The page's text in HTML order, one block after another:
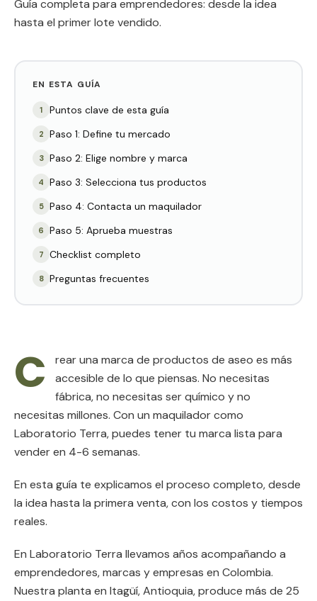
Guía completa para emprendedores: desde la idea
hasta el primer lote vendido.
EN ESTA GUÍA
1 Puntos clave de esta guía
2 Paso 1: Define tu mercado
3 Paso 2: Elige nombre y marca
4 Paso 3: Selecciona tus productos
5 Paso 4: Contacta un maquilador
6 Paso 5: Aprueba muestras
7 Checklist completo
8 Preguntas frecuentes
C
rear una marca de productos de aseo es más
accesible de lo que piensas. No necesitas
fábrica, no necesitas ser químico y no
necesitas millones. Con un maquilador como
Laboratorio Terra, puedes tener tu marca lista para
vender en 4-6 semanas.
En esta guía te explicamos el proceso completo, desde
la idea hasta la primera venta, con los costos y tiempos
reales.
En Laboratorio Terra llevamos años acompañando a
emprendedores, marcas y empresas en Colombia.
Nuestra planta en Itagüí, Antioquia, produce más de 25